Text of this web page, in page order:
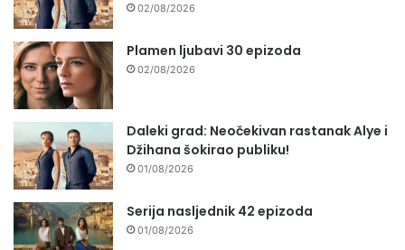
02/08/2026
Plamen ljubavi 30 epizoda
02/08/2026
Daleki grad: Neočekivan rastanak Alye i
Džihana šokirao publiku!
01/08/2026
Serija nasljednik 42 epizoda
01/08/2026